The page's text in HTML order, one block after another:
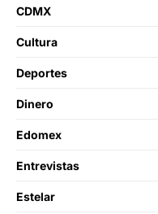
CDMX
Cultura
Deportes
Dinero
Edomex
Entrevistas
Estelar